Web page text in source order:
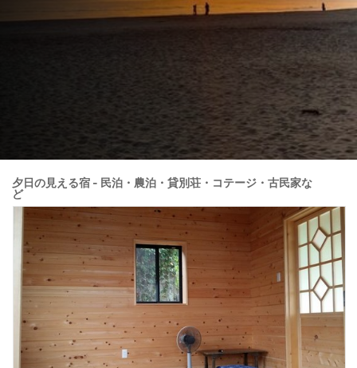
夕日の見える宿 - 民泊・農泊・貸別荘・コテージ・古民家な
ど